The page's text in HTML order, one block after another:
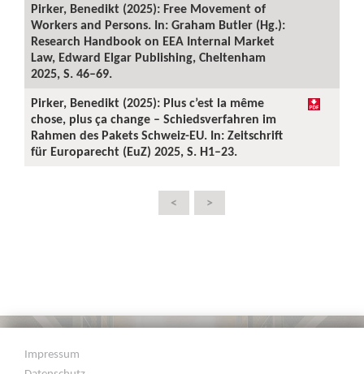
Pirker, Benedikt (2025): Free Movement of
Workers and Persons. In: Graham Butler (Hg.):
Research Handbook on EEA Internal Market
Law, Edward Elgar Publishing, Cheltenham
2025, S. 46–69.
Pirker, Benedikt (2025): Plus c’est la même
chose, plus ça change – Schiedsverfahren im
Rahmen des Pakets Schweiz-EU. In: Zeitschrift
für Europarecht (EuZ) 2025, S. H1–23.
< >
Impressum